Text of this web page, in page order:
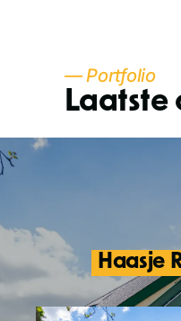
— Portfolio
Laatste
Haasje
Nieuw jaar,
ook nieuwe